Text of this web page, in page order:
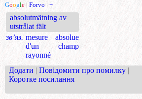
Google | Forvo | +
absolutmätning av
utstrålat fält
зв’яз. mesure absolue
d'un champ
rayonné
Додати | Повідомити про помилку |
Коротке посилання